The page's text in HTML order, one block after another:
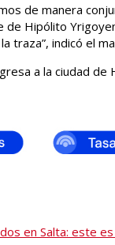
de manera
de Hipólito
traza”, indicó el
a la ciudad
en Salta: este